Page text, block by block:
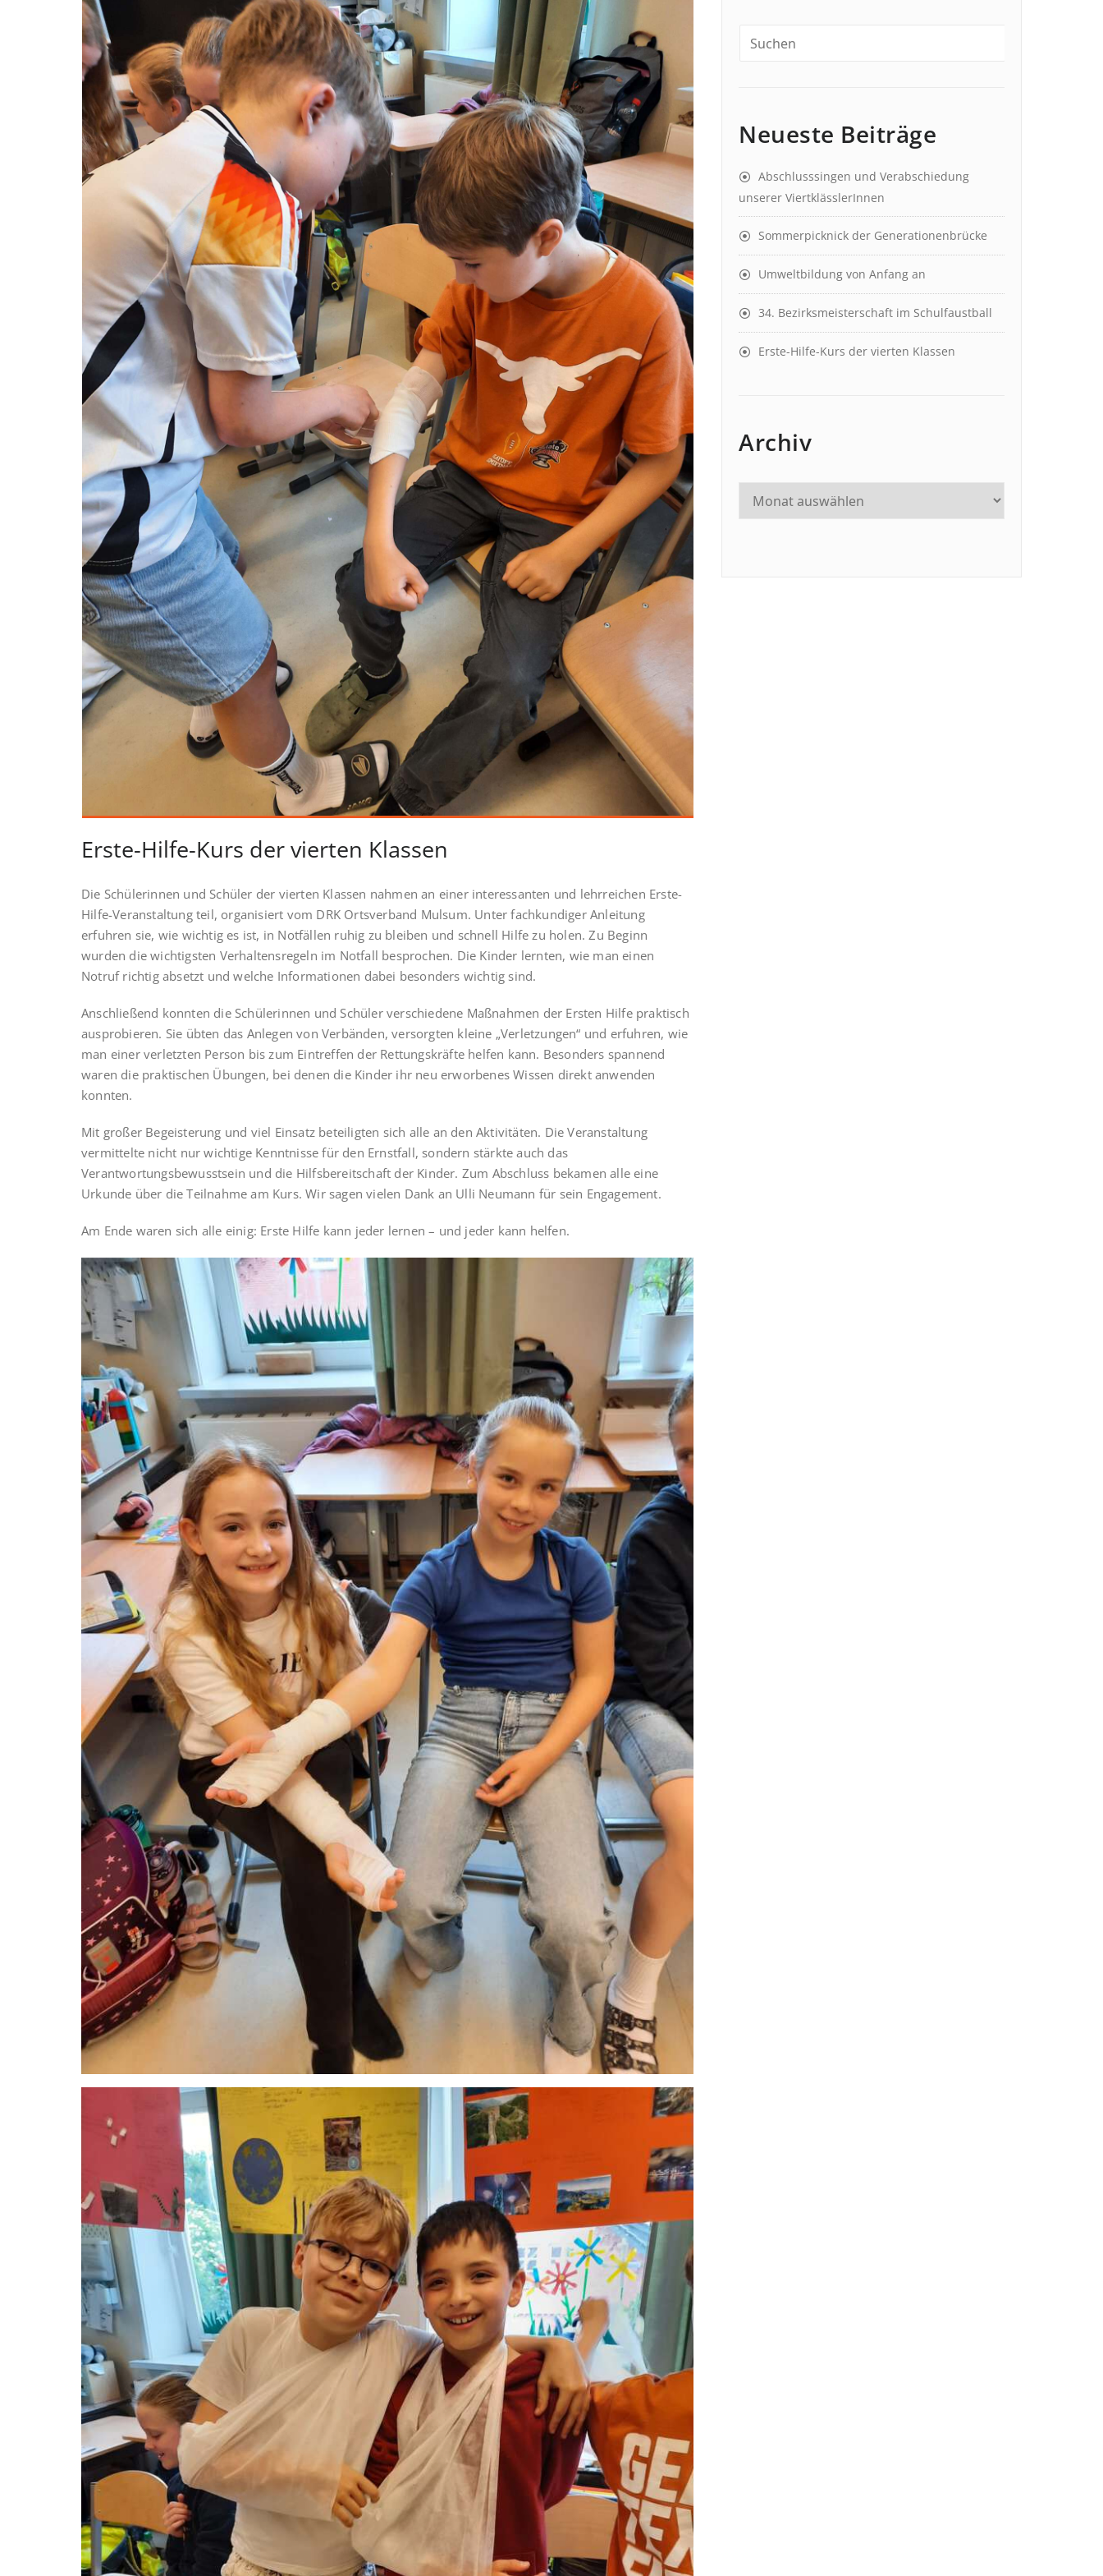
Erste-Hilfe-Kurs der vierten Klassen
Die Schülerinnen und Schüler der vierten Klassen nahmen an einer interessanten und lehrreichen Erste-
Hilfe-Veranstaltung teil, organisiert vom DRK Ortsverband Mulsum. Unter fachkundiger Anleitung
erfuhren sie, wie wichtig es ist, in Notfällen ruhig zu bleiben und schnell Hilfe zu holen. Zu Beginn
wurden die wichtigsten Verhaltensregeln im Notfall besprochen. Die Kinder lernten, wie man einen
Notruf richtig absetzt und welche Informationen dabei besonders wichtig sind.
Anschließend konnten die Schülerinnen und Schüler verschiedene Maßnahmen der Ersten Hilfe praktisch
ausprobieren. Sie übten das Anlegen von Verbänden, versorgten kleine „Verletzungen“ und erfuhren, wie
man einer verletzten Person bis zum Eintreffen der Rettungskräfte helfen kann. Besonders spannend
waren die praktischen Übungen, bei denen die Kinder ihr neu erworbenes Wissen direkt anwenden
konnten.
Mit großer Begeisterung und viel Einsatz beteiligten sich alle an den Aktivitäten. Die Veranstaltung
vermittelte nicht nur wichtige Kenntnisse für den Ernstfall, sondern stärkte auch das
Verantwortungsbewusstsein und die Hilfsbereitschaft der Kinder. Zum Abschluss bekamen alle eine
Urkunde über die Teilnahme am Kurs. Wir sagen vielen Dank an Ulli Neumann für sein Engagement.
Am Ende waren sich alle einig: Erste Hilfe kann jeder lernen – und jeder kann helfen.
Neueste Beiträge
Abschlusssingen und Verabschiedung
unserer ViertklässlerInnen
Sommerpicknick der Generationenbrücke
Umweltbildung von Anfang an
34. Bezirksmeisterschaft im Schulfaustball
Erste-Hilfe-Kurs der vierten Klassen
Archiv